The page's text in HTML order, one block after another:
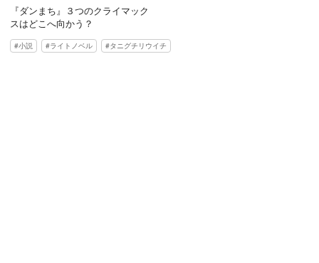
『ダンまち』３つのクライマック
スはどこへ向かう？
小説 ライトノベル タニグチリウイチ